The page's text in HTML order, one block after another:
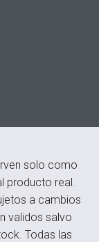
solo como
producto real.
a cambios
validos salvo
Todas las